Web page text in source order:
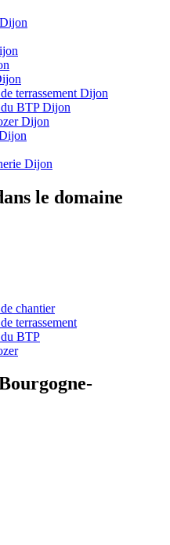
terrassement Dijon
BTP Dijon
Dijon
Dijon
le domaine
chantier
terrassement
BTP